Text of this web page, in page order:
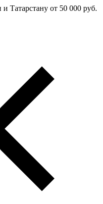
Татарстану от 50 000 руб.